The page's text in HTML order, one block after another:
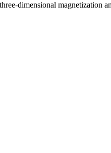
dimensional magnetization